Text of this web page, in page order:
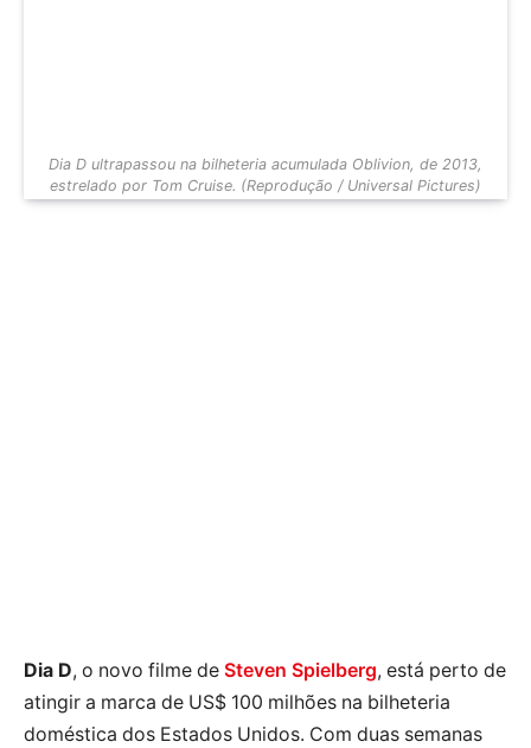
Dia D ultrapassou na bilheteria acumulada Oblivion, de 2013,
estrelado por Tom Cruise. (Reprodução / Universal Pictures)
Dia D, o novo filme de Steven Spielberg, está perto de
atingir a marca de US$ 100 milhões na bilheteria
doméstica dos Estados Unidos. Com duas semanas